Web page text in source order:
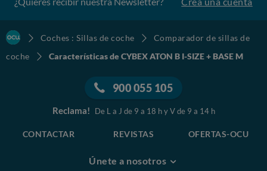
Coches : Sillas de coche
Comparador de sillas de
coche
Características de CYBEX ATON B I-SIZE + BASE M
900 055 105
Reclama! De L a J de 9 a 18 h y V de 9 a 14 h
CONTACTAR REVISTAS OFERTAS-OCU
Únete a nosotros